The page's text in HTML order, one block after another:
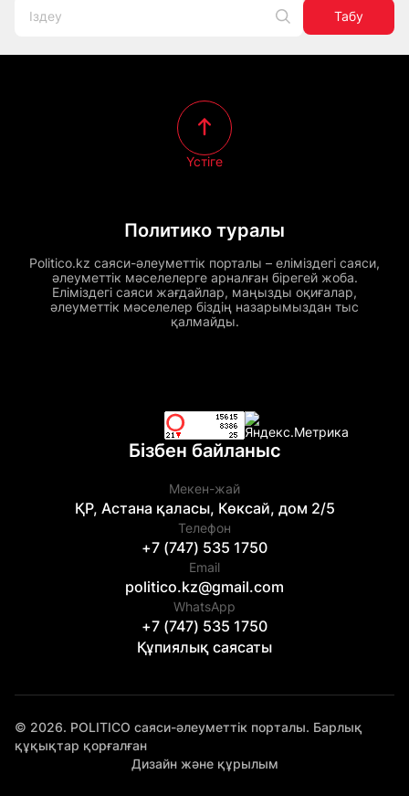
Табу
Политико туралы
Politico.kz саяси-әлеуметтік порталы – еліміздегі саяси,
әлеуметтік мәселелерге арналған бірегей жоба.
Еліміздегі саяси жағдайлар, маңызды оқиғалар,
әлеуметтік мәселелер біздің назарымыздан тыс
қалмайды.
Үстіге
Бізбен байланыс
Мекен-жай
ҚР, Астана қаласы, Көксай, дом 2/5
Телефон
+7 (747) 535 1750
Email
politico.kz@gmail.com
WhatsApp
+7 (747) 535 1750
Құпиялық саясаты
© 2026. POLITICO саяси-әлеуметтік порталы. Барлық
құқықтар қорғалған
Дизайн және құрылым